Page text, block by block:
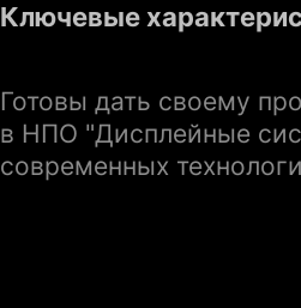
Ключевые
Готовы дать своему
в НПО "Дисплейные
современных